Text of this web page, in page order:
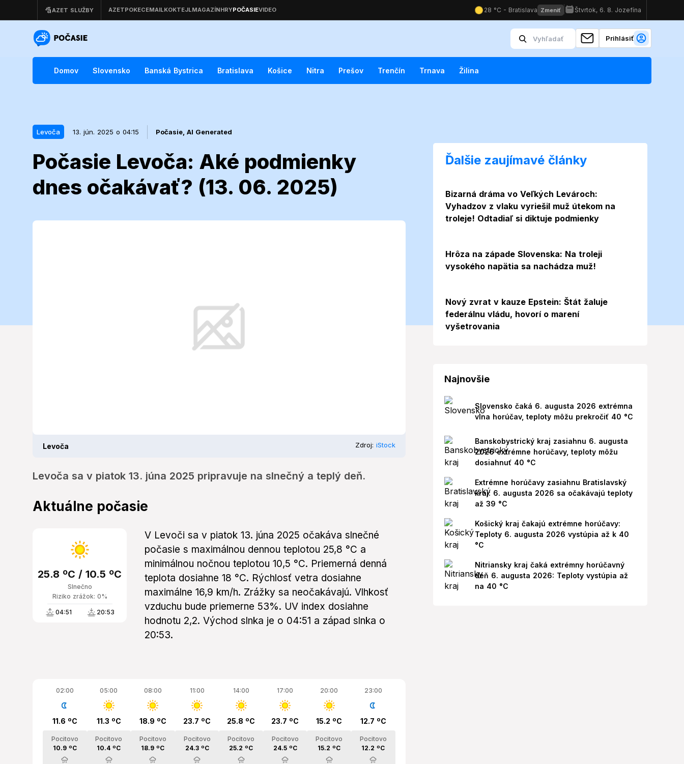
Prihlásiť
Domov Slovensko Banská Bystrica Bratislava Košice Nitra Prešov Trenčín Trnava Žilina
Levoča 13. jún. 2025 o 04:15 Počasie, AI Generated
Počasie Levoča: Aké podmienky
dnes očakávať? (13. 06. 2025)
Levoča Zdroj: iStock
Levoča sa v piatok 13. júna 2025 pripravuje na slnečný a teplý deň.
Počasie Levoča: Aké
Levoča sa v piatok 13. júna 2025 pripravuje na slnečný a teplý deň.
Aktuálne počasie
Slnečno
25.8 ºC / 10.5 ºC
Riziko zrážok: 0%
04:51 20:53
V Levoči sa v piatok 13. júna 2025 očakáva slnečné
počasie s maximálnou dennou teplotou 25,8 °C a
minimálnou nočnou teplotou 10,5 °C. Priemerná denná
teplota dosiahne 18 °C. Rýchlosť vetra dosiahne
maximálne 16,9 km/h. Zrážky sa neočakávajú. Vlhkosť
vzduchu bude priemerne 53%. UV index dosiahne
hodnotu 2,2. Východ slnka je o 04:51 a západ slnka o
20:53.
02:00
11.6 ºC
Pocitovo
10.9 ºC
05:00
11.3 ºC
Pocitovo
10.4 ºC
08:00
18.9 ºC
Pocitovo
18.9 ºC
11:00
23.7 ºC
Pocitovo
24.3 ºC
14:00
25.8 ºC
Pocitovo
25.2 ºC
17:00
23.7 ºC
Pocitovo
24.5 ºC
20:00
15.2 ºC
Pocitovo
15.2 ºC
23:00
12.7 ºC
Pocitovo
12.2 ºC
Ďalšie zaujímavé články
Bizarná dráma vo Veľkých Levároch:
Vyhadzov z vlaku vyriešil muž útekom na
troleje! Odtadiaľ si diktuje podmienky
Hrôza na západe Slovenska: Na troleji
vysokého napätia sa nachádza muž!
Nový zvrat v kauze Epstein: Štát žaluje
federálnu vládu, hovorí o marení
vyšetrovania
Najnovšie
Slovensko čaká 6. augusta 2026 extrémna
vlna horúčav, teploty môžu prekročiť 40 °C
Banskobystrický kraj zasiahnu 6. augusta
2026 extrémne horúčavy, teploty môžu
dosiahnuť 40 °C
Extrémne horúčavy zasiahnu Bratislavský
kraj: 6. augusta 2026 sa očakávajú teploty
až 39 °C
Košický kraj čakajú extrémne horúčavy:
Teploty 6. augusta 2026 vystúpia až k 40
°C
Nitriansky kraj čaká extrémny horúčavný
deň 6. augusta 2026: Teploty vystúpia až
na 40 °C